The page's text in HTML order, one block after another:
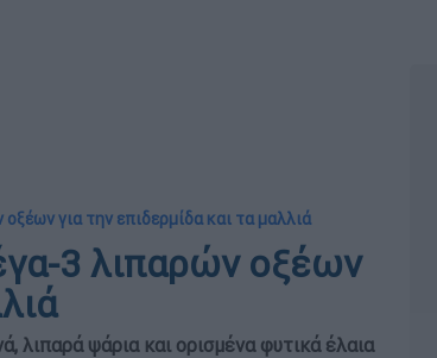
για την επιδερμίδα και τα μαλλιά
3 λιπαρών οξέων
λιπαρά ψάρια και ορισμένα φυτικά έλαια